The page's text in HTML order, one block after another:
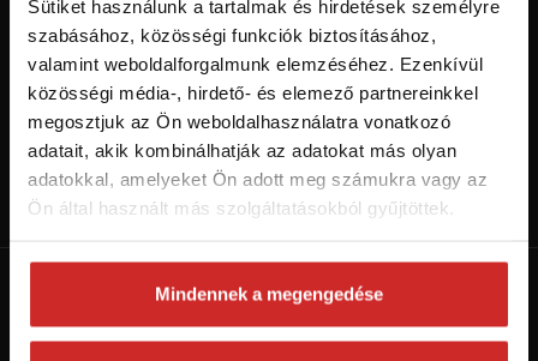
Sütiket használunk a tartalmak és hirdetések személyre
szabásához, közösségi funkciók biztosításához,
valamint weboldalforgalmunk elemzéséhez. Ezenkívül
közösségi média-, hirdető- és elemező partnereinkkel
megosztjuk az Ön weboldalhasználatra vonatkozó
adatait, akik kombinálhatják az adatokat más olyan
adatokkal, amelyeket Ön adott meg számukra vagy az
Ön által használt más szolgáltatásokból gyűjtöttek.
Mindennek a megengedése
Kövess minket a Youtube-on!
Váltás SVX csatornára